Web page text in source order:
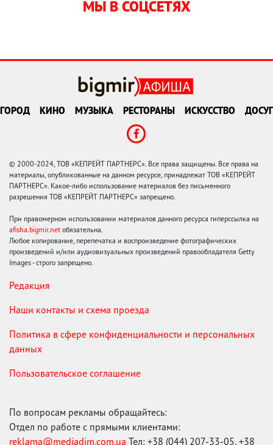
МЫ В СОЦСЕТЯХ
ГОРОД КИНО МУЗЫКА РЕСТОРАНЫ ИСКУССТВО ДОСУГ
© 2000-2024, ТОВ «КЕПРЕЙТ ПАРТНЕРС». Все права защищены. Все права на
материалы, опубликованные на данном ресурсе, принадлежат ТОВ «КЕПРЕЙТ
ПАРТНЕРС». Какое-либо использование материалов без письменного
разрешения ТОВ «КЕПРЕЙТ ПАРТНЕРС» запрещено.
При правомерном использовании материалов данного ресурса гиперссылка на
afisha.bigmir.net обязательна.
Любое копирование, перепечатка и воспроизведение фотографических
произведений и/или аудиовизуальных произведений правообладателя Getty
Images - строго запрещено.
Редакция
Наши контакты и схема проезда
Политика в сфере конфиденциальности и персональных
данных
Пользовательское соглашение
По вопросам рекламы обращайтесь:
Отдел по работе с прямыми клиентами:
reklama@mediadim.com.ua Тел: +38 (044) 207-33-05, +38